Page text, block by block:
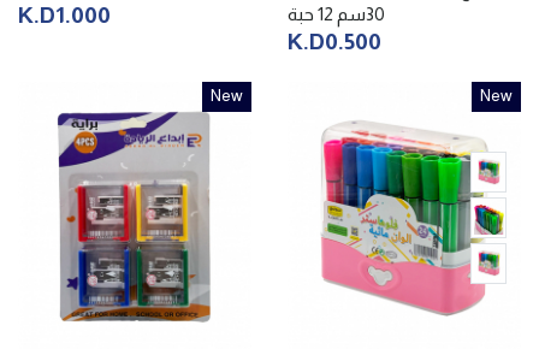
K.D1.000
30سم 12 حبة
K.D0.500
New New